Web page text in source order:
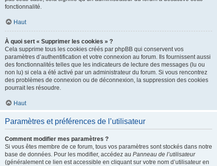
fonctionnalité.
Haut
À quoi sert « Supprimer les cookies » ?
Cela supprime tous les cookies créés par phpBB qui conservent vos
paramètres d’authentification et votre connexion au forum. Ils fournissent aussi
des fonctionnalités telles que les indicateurs de lecture des messages (lu ou
non lu) si cela a été activé par un administrateur du forum. Si vous rencontrez
des problèmes de connexion ou de déconnexion, la suppression des cookies
pourrait les résoudre.
Haut
Paramètres et préférences de l’utilisateur
Comment modifier mes paramètres ?
Si vous êtes membre de ce forum, tous vos paramètres sont stockés dans notre
base de données. Pour les modifier, accédez au Panneau de l’utilisateur
(généralement ce lien est accessible en cliquant sur votre nom d’utilisateur en